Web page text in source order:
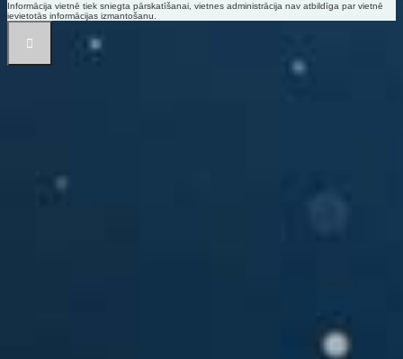
Informācija vietnē tiek sniegta pārskatīšanai, vietnes administrācija nav atbildīga par vietnē
ievietotās informācijas izmantošanu.